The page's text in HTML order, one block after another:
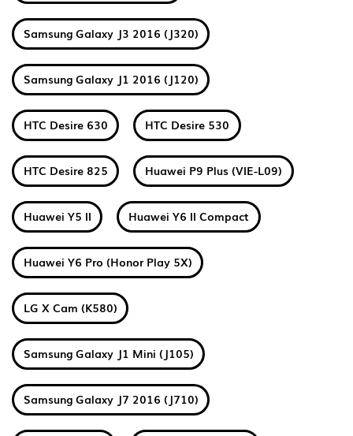
Samsung Galaxy J3 2016 (J320)
Samsung Galaxy J1 2016 (J120)
HTC Desire 630 HTC Desire 530
HTC Desire 825 Huawei P9 Plus (VIE-L09)
Huawei Y5 II Huawei Y6 II Compact
Huawei Y6 Pro (Honor Play 5X)
LG X Cam (K580)
Samsung Galaxy J1 Mini (J105)
Samsung Galaxy J7 2016 (J710)